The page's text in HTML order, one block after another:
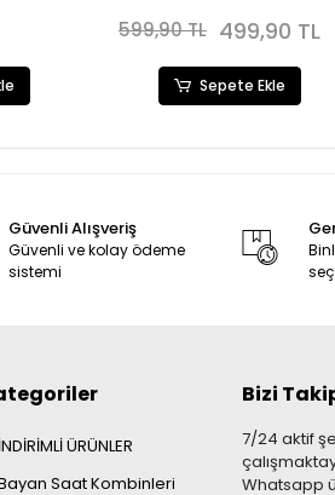
Kombini 3290
599,90 TL 499,90 TL
Sepete Ekle
Güvenli Alışveriş
Güvenli ve kolay ödeme
sistemi
İNDİRİMLİ ÜRÜNLER
Saat Kombinleri
Bizi
7/24 aktif
Whatsapp